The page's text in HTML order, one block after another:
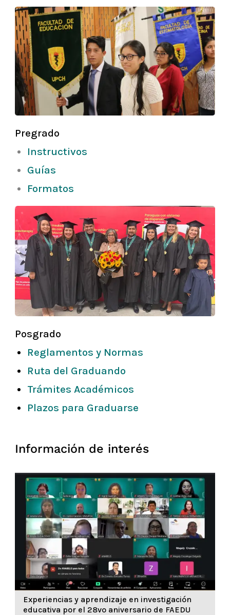
Pregrado
Instructivos
Guías
Formatos
Posgrado
Reglamentos y Normas
Ruta del Graduando
Trámites Académicos
Plazos para Graduarse
Información de interés
Experiencias y aprendizaje en investigación
educativa por el 28vo aniversario de FAEDU